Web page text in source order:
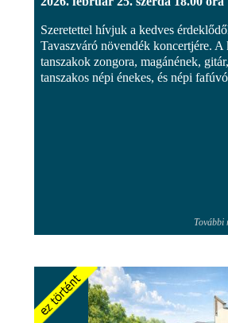
Szeretettel hívjuk a kedves
Tavaszváró növendék koncertjére. A
tanszakok zongora, magánének,
tanszakos népi énekes, és népi
További